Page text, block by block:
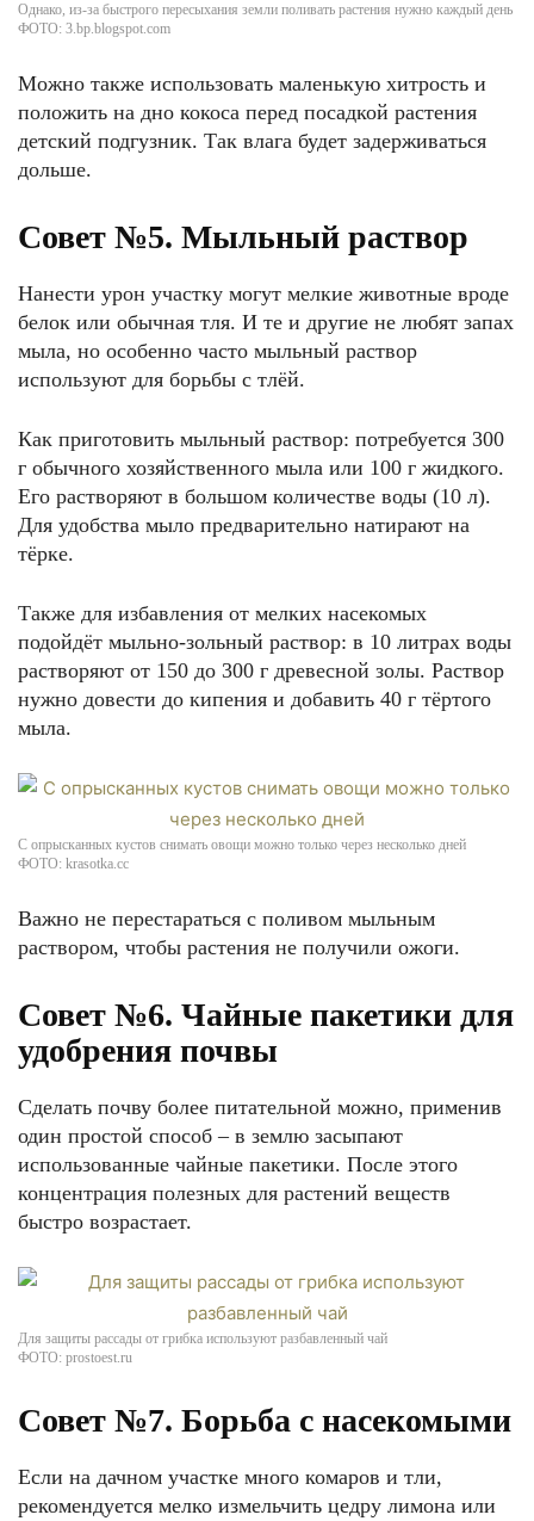
Однако, из-за быстрого пересыхания земли поливать растения нужно каждый день
ФОТО: 3.bp.blogspot.com
Можно также использовать маленькую хитрость и
положить на дно кокоса перед посадкой растения
детский подгузник. Так влага будет задерживаться
дольше.
Совет №5. Мыльный раствор
Нанести урон участку могут мелкие животные вроде
белок или обычная тля. И те и другие не любят запах
мыла, но особенно часто мыльный раствор
используют для борьбы с тлёй.
Как приготовить мыльный раствор: потребуется 300
г обычного хозяйственного мыла или 100 г жидкого.
Его растворяют в большом количестве воды (10 л).
Для удобства мыло предварительно натирают на
тёрке.
Также для избавления от мелких насекомых
подойдёт мыльно-зольный раствор: в 10 литрах воды
растворяют от 150 до 300 г древесной золы. Раствор
нужно довести до кипения и добавить 40 г тёртого
мыла.
С опрысканных кустов снимать овощи можно только через несколько дней
ФОТО: krasotka.cc
Важно не перестараться с поливом мыльным
раствором, чтобы растения не получили ожоги.
Совет №6. Чайные пакетики для
удобрения почвы
Сделать почву более питательной можно, применив
один простой способ – в землю засыпают
использованные чайные пакетики. После этого
концентрация полезных для растений веществ
быстро возрастает.
Для защиты рассады от грибка используют разбавленный чай
ФОТО: prostoest.ru
Совет №7. Борьба с насекомыми
Если на дачном участке много комаров и тли,
рекомендуется мелко измельчить цедру лимона или